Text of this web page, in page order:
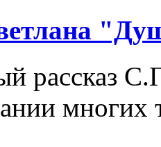
рассказ
многих